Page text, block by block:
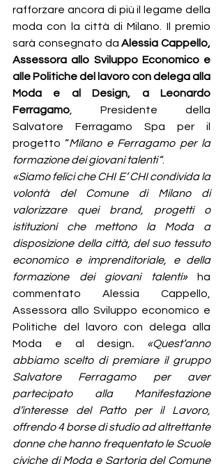
rafforzare ancora di più il legame della
moda con la città di Milano. Il premio
sarà consegnato da Alessia Cappello,
Assessora allo Sviluppo Economico e
alle Politiche del lavoro con delega alla
Moda e al Design, a Leonardo
Ferragamo, Presidente della
Salvatore Ferragamo Spa per il
progetto “Milano e Ferragamo per la
formazione dei giovani talenti “.
«Siamo felici che CHI E’ CHI condivida la
volontà del Comune di Milano di
valorizzare quei brand, progetti o
istituzioni che mettono la Moda a
disposizione della città, del suo tessuto
economico e imprenditoriale, e della
formazione dei giovani talenti»
ha
commentato Alessia Cappello,
Assessora allo Sviluppo economico e
Politiche del lavoro con delega alla
Moda e al design. «Quest’anno
abbiamo scelto di premiare il gruppo
Salvatore Ferragamo per aver
partecipato alla Manifestazione
d’interesse del Patto per il Lavoro,
offrendo 4 borse di studio ad altrettante
donne che hanno frequentato le Scuole
civiche di Moda e Sartoria del Comune